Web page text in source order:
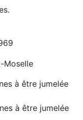
Moselle
à être jumelée
à être jumelée